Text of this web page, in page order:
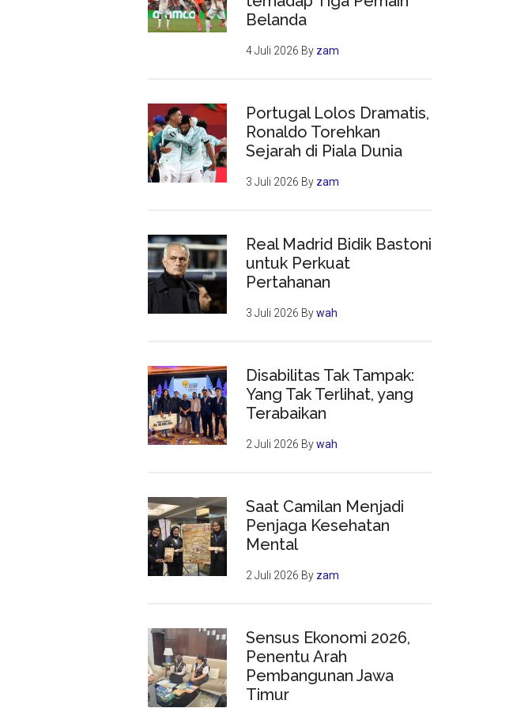
Belanda
4 Juli 2026 By zam
Portugal Lolos Dramatis,
Ronaldo Torehkan
Sejarah di Piala Dunia
3 Juli 2026 By zam
Real Madrid Bidik Bastoni
untuk Perkuat
Pertahanan
3 Juli 2026 Bywah
Disabilitas Tak Tampak:
Yang Tak Terlihat, yang
Terabaikan
2 Juli 2026 Bywah
Saat Camilan Menjadi
Penjaga Kesehatan
Mental
2 Juli 2026 By zam
Sensus Ekonomi 2026,
Penentu Arah
Pembangunan Jawa
Timur